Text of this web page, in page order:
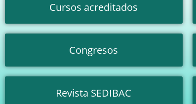
Cursos acreditados
Congresos
Revista SEDIBAC